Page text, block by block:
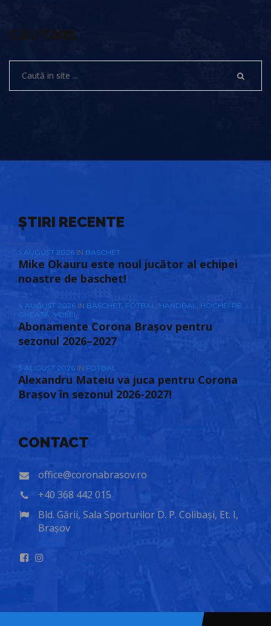
CĂUTARE
ȘTIRI RECENTE
5 AUGUST 2026 IN BASCHET
Mike Okauru este noul jucător al echipei
noastre de baschet!
4 AUGUST 2026 IN BASCHET FOTBAL HANDBAL
HOCHEI PE
GHEAȚĂ VOLEI
Abonamente Corona Brașov pentru
sezonul 2026–2027
3 AUGUST 2026 IN FOTBAL
Alexandru Mateiu va juca pentru Corona
Brașov în sezonul 2026-2027!
CONTACT
office@coronabrasov.ro
+40 368 442 015
Bld. Gării, Sala Sporturilor D. P. Colibași, Et. I,
Brașov